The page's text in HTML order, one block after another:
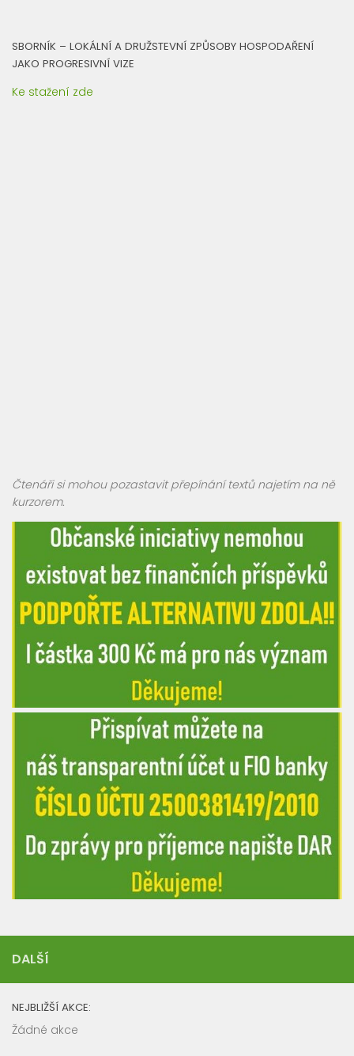
SBORNÍK – LOKÁLNÍ A DRUŽSTEVNÍ ZPŮSOBY HOSPODAŘENÍ
JAKO PROGRESIVNÍ VIZE
Ke stažení zde
Čtenáři si mohou pozastavit přepínání textů najetím na ně
kurzorem.
DALŠÍ
NEJBLIŽŠÍ AKCE:
Žádné akce